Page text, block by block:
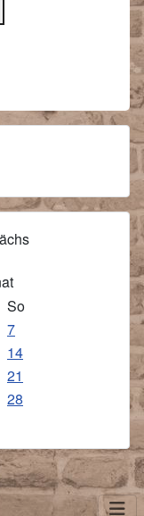
So
7
14
21
28